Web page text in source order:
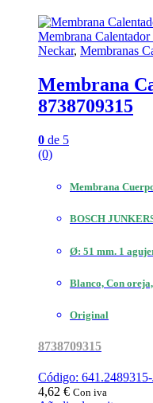
Membrana Calentador
Neckar, Membranas
Membrana
8738709315
0 de 5
(0)
Membrana
BOSCH
Ø: 51 mm. 1
Blanco, Con
Original
8738709315
Código: 641.2489315-
4,62 € Con iva